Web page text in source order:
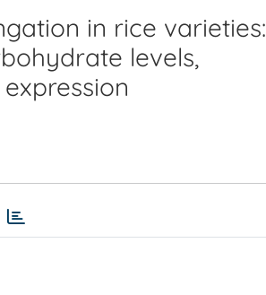
in rice varieties:
levels,